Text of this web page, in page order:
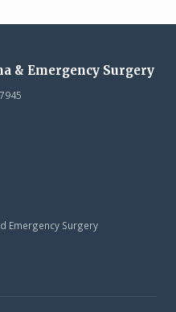
& Emergency Surgery
Emergency Surgery